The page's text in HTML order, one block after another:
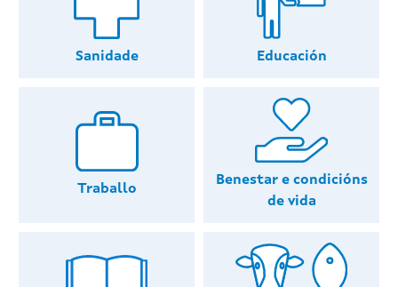
Sanidade Educación
Traballo
Benestar e condicións
de vida